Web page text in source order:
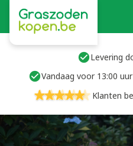
Levering
Vandaag voor 13:00
Klanten